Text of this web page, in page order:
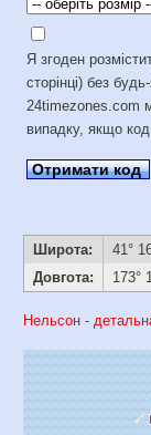
Я згоден
сторінці) без
24timezones.com
випадку, якщо код
Отримати код
Широта:
41°
Довгота:
173°
Нельсон -